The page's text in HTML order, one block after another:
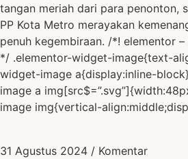
tangan meriah dari para penonton,
PP Kota Metro merayakan
penuh kegembiraan. /*! elementor
*/ .elementor-widget-image{text-
widget-image a{display:inline-
image a
image img{vertical-
31 Agustus 2024 / Komentar